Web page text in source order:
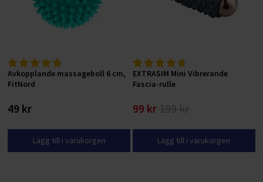
Avkopplande massageboll 6 cm,
FitNord
49 kr
Lägg till i varukorgen
EXTRASIM Mini Vibrerande
Fascia-rulle
99 kr199 kr
Lägg till i varukorgen